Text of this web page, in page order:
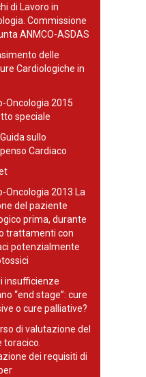
di Lavoro in
Commissione
ANMCO-ASDAS
delle
Cardiologiche in
Oncologia 2015
speciale
sullo
Cardiaco
Oncologia 2013 La
del paziente
prima, durante
trattamenti con
potenzialmente
insufficienze
“end stage”: cure
o cure palliative?
di valutazione del
toracico.
dei requisiti di